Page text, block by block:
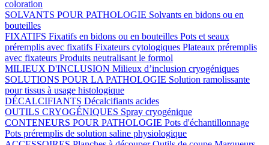
coloration
SOLVANTS POUR PATHOLOGIE Solvants en bidons ou en
bouteilles
FIXATIFS Fixatifs en bidons ou en bouteilles Pots et seaux
préremplis avec fixatifs Fixateurs cytologiques Plateaux préremplis
avec fixateurs Produits neutralisant le formol
MILIEUX D'INCLUSION Milieux d’inclusion cryogéniques
SOLUTIONS POUR LA PATHOLOGIE Solution ramolissante
pour tissus à usage histologique
DÉCALCIFIANTS Décalcifiants acides
OUTILS CRYOGÉNIQUES Spray cryogénique
CONTENEURS POUR PATHOLOGIE Pots d'échantillonnage
Pots préremplis de solution saline physiologique